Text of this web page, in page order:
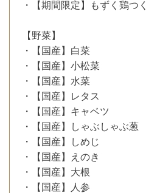
・【期間限定】もずく鶏つ
【野菜】
・【国産】白菜
・【国産】小松菜
・【国産】水菜
・【国産】レタス
・【国産】キャベツ
・【国産】しゃぶしゃぶ葱
・【国産】しめじ
・【国産】えのき
・【国産】大根
・【国産】人参